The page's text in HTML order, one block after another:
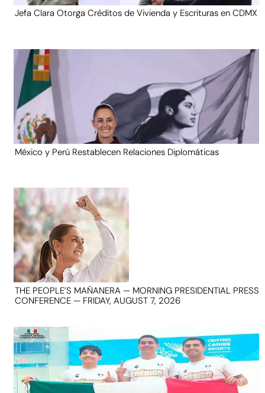
Jefa Clara Otorga Créditos de Vivienda y Escrituras en CDMX
México y Perú Restablecen Relaciones Diplomáticas
THE PEOPLE’S MAÑANERA — MORNING PRESIDENTIAL PRESS
CONFERENCE — FRIDAY, AUGUST 7, 2026